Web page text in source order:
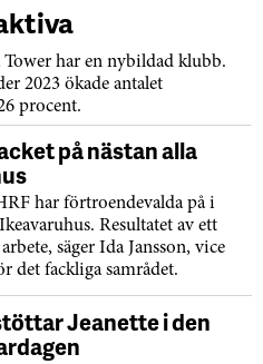
har en nybildad klubb.
2023 ökade antalet
procent.
på nästan alla
har förtroendevalda på i
Resultatet av ett
säger Ida Jansson, vice
det fackliga samrådet.
Jeanette i den